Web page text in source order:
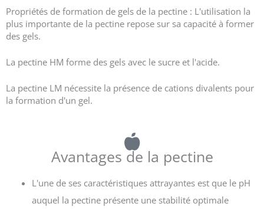
Propriétés de formation de gels de la pectine : L'utilisation la
plus importante de la pectine repose sur sa capacité à former
des gels.
La pectine HM forme des gels avec le sucre et l'acide.
La pectine LM nécessite la présence de cations divalents pour
la formation d'un gel.
Avantages de la pectine
L'une de ses caractéristiques attrayantes est que le pH
auquel la pectine présente une stabilité optimale